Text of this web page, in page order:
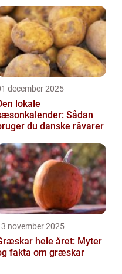
delikatesser og
december 2025
lokale
Sådan
du danske råvarer
november 2025
hele året: Myter
fakta om græskar